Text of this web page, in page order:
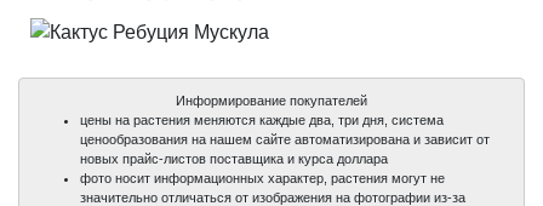
Информирование покупателей
цены на растения меняются каждые два, три дня, система
ценообразования на нашем сайте автоматизирована и зависит от
новых прайс-листов поставщика и курса доллара
фото носит информационных характер, растения могут не
значительно отличаться от изображения на фотографии из-за